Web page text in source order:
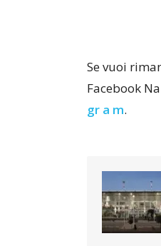
Se vuoi
Facebook
gr a m.